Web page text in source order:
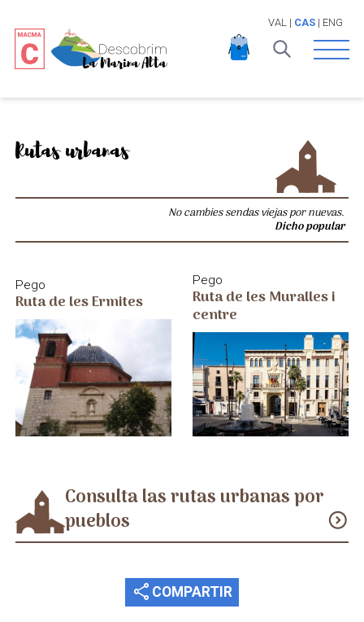
VAL | CAS| ENG
Open
Rutas urbanas
No cambies sendas viejas por nuevas.
Dicho popular
Pego
Ruta de les Ermites
Pego
Ruta de les Muralles i
centre
Consulta las rutas urbanas por
pueblos
expand_circle_down
share COMPARTIR